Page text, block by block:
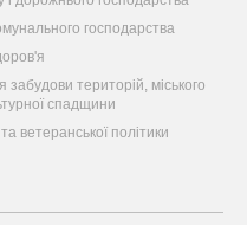
господарства
забудови територій, міського
спадщини
ветеранської політики